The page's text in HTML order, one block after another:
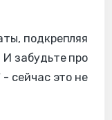
подкрепляя
И забудьте про
сейчас это не